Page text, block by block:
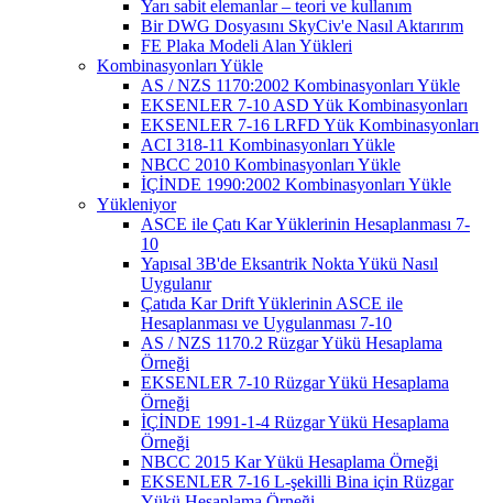
Yarı sabit elemanlar – teori ve kullanım
Bir DWG Dosyasını SkyCiv'e Nasıl Aktarırım
FE Plaka Modeli Alan Yükleri
Kombinasyonları Yükle
AS / NZS 1170:2002 Kombinasyonları Yükle
EKSENLER 7-10 ASD Yük Kombinasyonları
EKSENLER 7-16 LRFD Yük Kombinasyonları
ACI 318-11 Kombinasyonları Yükle
NBCC 2010 Kombinasyonları Yükle
İÇİNDE 1990:2002 Kombinasyonları Yükle
Yükleniyor
ASCE ile Çatı Kar Yüklerinin Hesaplanması 7-
10
Yapısal 3B'de Eksantrik Nokta Yükü Nasıl
Uygulanır
Çatıda Kar Drift Yüklerinin ASCE ile
Hesaplanması ve Uygulanması 7-10
AS / NZS 1170.2 Rüzgar Yükü Hesaplama
Örneği
EKSENLER 7-10 Rüzgar Yükü Hesaplama
Örneği
İÇİNDE 1991-1-4 Rüzgar Yükü Hesaplama
Örneği
NBCC 2015 Kar Yükü Hesaplama Örneği
EKSENLER 7-16 L-şekilli Bina için Rüzgar